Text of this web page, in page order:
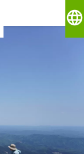
language